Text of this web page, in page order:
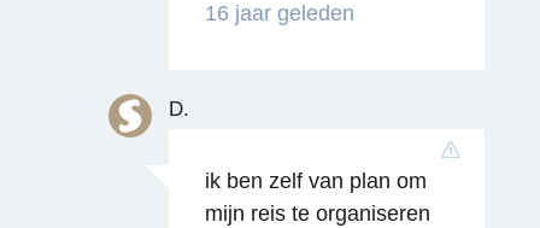
16 jaar geleden
D.
ik ben zelf van plan om
mijn reis te organiseren